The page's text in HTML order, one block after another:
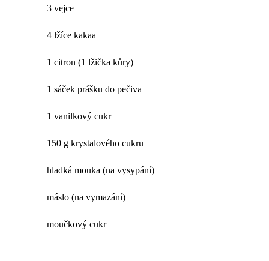
3 vejce
4 lžíce kakaa
1 citron (1 lžička kůry)
1 sáček prášku do pečiva
1 vanilkový cukr
150 g krystalového cukru
hladká mouka (na vysypání)
máslo (na vymazání)
moučkový cukr